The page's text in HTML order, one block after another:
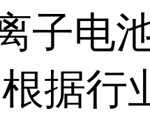
子电
据行